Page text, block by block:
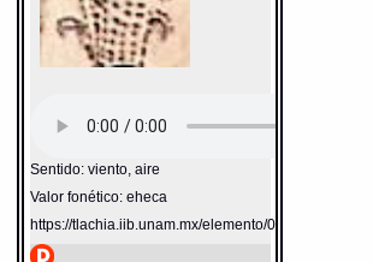
Sentido: viento, aire
Valor fonético: eheca
https://tlachia.iib.unam.mx/elemento/04.02.05